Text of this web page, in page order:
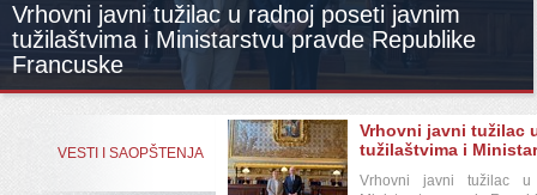
Vrhovni javni tužilac u radnoj poseti javnim
tužilaštvima i Ministarstvu pravde Republike
Francuske
VESTI I SAOPŠTENJA
Vrhovni javni tužilac
tužilaštvima i
Vrhovni javni tužilac